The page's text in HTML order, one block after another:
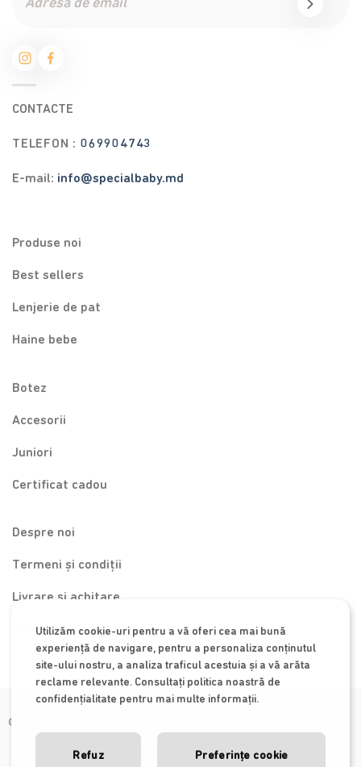
CONTACTE
TELEFON :069904743
E-mail: info@specialbaby.md
Produse noi
Best sellers
Lenjerie de pat
Haine bebe
Botez
Accesorii
Juniori
Certificat cadou
Despre noi
Termeni și condiții
Livrare și achitare
Contact
© 2026 Special Baby
Utilizăm cookie-uri pentru a vă oferi cea mai bună
experiență de navigare, pentru a personaliza conținutul
site-ului nostru, a analiza traficul acestuia și a vă arăta
reclame relevante. Consultați politica noastră de
confidențialitate pentru mai multe informații.
Preferințe cookie
Refuz